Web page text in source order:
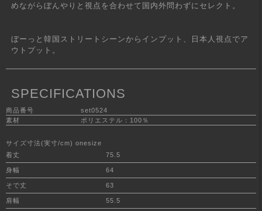
めながらぼんやりと視点を合わせて国内外問わずにセレクト。
ぼーっと韓国ストリートシーンからインプット、日本人視点でア
ウトプット。
SPECIFICATIONS
商品番号
set0524
素材
ポリエステル：100％
サイズ寸法(実寸/cm) onesize
着丈
75.5
身幅 64
そで丈 63
肩幅 55.5